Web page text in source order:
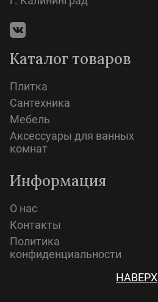
Каталог товаров
Плитка
Сантехника
Мебель
Аксессуары для ванных
комнат
Информация
О нас
Контакты
Политика
конфиденциальности
НАВЕРХ